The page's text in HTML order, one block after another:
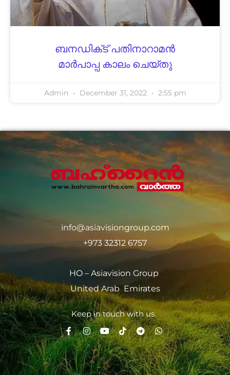
ബനഡിക്‌ട് പതിനാറാമൻ
മാർപാപ്പ കാലം ചെയ്തു
Admin December 31, 2022 2:55 pm
info@asiavisiongroup.com
+973 32312 6757
HO – Asiavision Group
United Arab Emirates
Keep in touch with us.